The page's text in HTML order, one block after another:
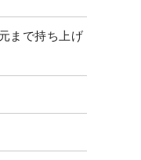
まで持ち上げ